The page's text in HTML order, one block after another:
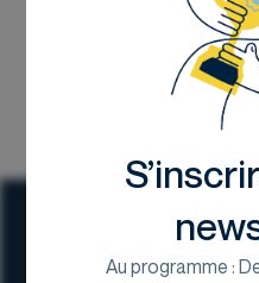
Au programme :